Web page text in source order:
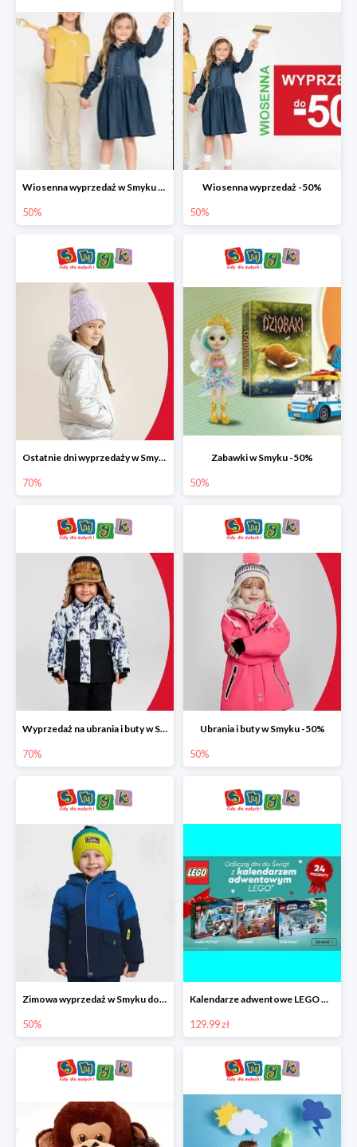
Wiosenna wyprzedaż w Smyku do -50%
50%
Wiosenna wyprzedaż -50%
50%
Ostatnie dni wyprzedaży w Smyku do -70%
70%
Zabawki w Smyku -50%
50%
Wyprzedaż na ubrania i buty w Smyku do -70%
70%
Ubrania i buty w Smyku -50%
50%
Zimowa wyprzedaż w Smyku do -50%
50%
Kalendarze adwentowe LEGO w Smyku w super cenie
129.99 zł